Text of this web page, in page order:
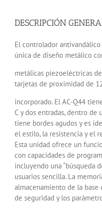
DESCRIPCIÓN
El controlador
única de diseño metálico
metálicas piezoeléctricas
tarjetas de proximidad de
incorporado. El AC-Q44
C y dos entradas, dentro de
tiene bordes agudos y es
el estilo, la resistencia y el
Esta unidad ofrece un
con capacidades de
incluyendo una “búsqueda
usuarios sencilla. La
almacenamiento de la base
de seguridad y los